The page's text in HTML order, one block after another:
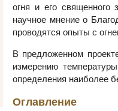
огня и его священного
научное мнение о
проводятся опыты с
В предложенном
измерению
определения наиболее
Оглавление